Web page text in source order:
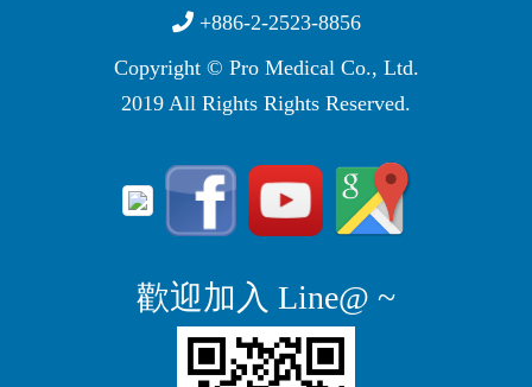
+886-2-2523-8856
Copyright © Pro Medical Co., Ltd.
2019 All Rights Rights Reserved.
歡迎加入 Line@ ~